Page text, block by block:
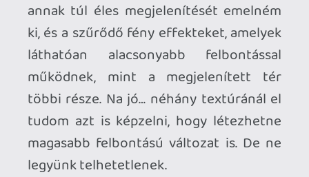
PC játékosként bizonyára eldöntötted
már magadban, hogy vonz-e Kojima
legújabb őrülete, vagy sem. Rajongóként
bizonyára másodjára is nekiszaladnál a
kalandnak - erre most a bivaly képi
világgal bíró PC változat kiváló
lehetőséget nyújt. Már csak annak is
örülhetünk, hogy egy ízig-vérig konzolos
fejlesztés ilyen kívánatos és igényes
formában jelent meg PC-re. A PS4